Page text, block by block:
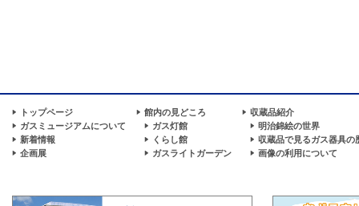
トップページ
ガスミュージアムについて
新着情報
企画展
館内の見どころ
ガス灯館
くらし館
ガスライトガーデン
収蔵品紹介
明治錦絵の世界
収蔵品で見るガス器具の
画像の利用について